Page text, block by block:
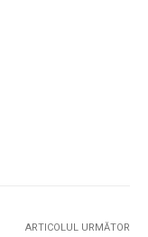
ARTICOLUL URMĂTOR